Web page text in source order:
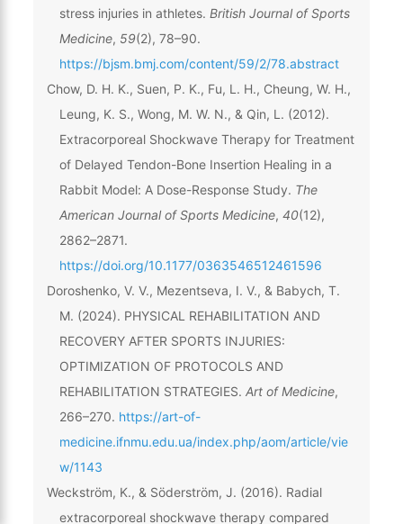
stress injuries in athletes. British Journal of Sports
Medicine, 59(2), 78–90.
https://bjsm.bmj.com/content/59/2/78.abstract
Chow, D. H. K., Suen, P. K., Fu, L. H., Cheung, W. H.,
Leung, K. S., Wong, M. W. N., & Qin, L. (2012).
Extracorporeal Shockwave Therapy for Treatment
of Delayed Tendon-Bone Insertion Healing in a
Rabbit Model: A Dose-Response Study. The
American Journal of Sports Medicine, 40(12),
2862–2871.
https://doi.org/10.1177/0363546512461596
Doroshenko, V. V., Mezentseva, I. V., & Babych, T.
M. (2024). PHYSICAL REHABILITATION AND
RECOVERY AFTER SPORTS INJURIES:
OPTIMIZATION OF PROTOCOLS AND
REHABILITATION STRATEGIES. Art of Medicine,
266–270. https://art-of-
medicine.ifnmu.edu.ua/index.php/aom/article/vie
w/1143
Weckström, K., & Söderström, J. (2016). Radial
extracorporeal shockwave therapy compared